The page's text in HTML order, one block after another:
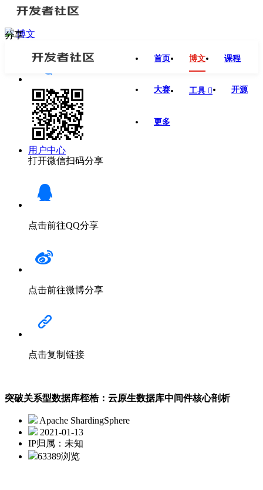
博文
首页 博文 课程
大赛 工具  开源
更多
用户中心
分享
打开微信扫码分享
点击前往QQ分享
点击前往微博分享
点击复制链接
突破关系型数据库桎梏：云原生数据库中间件核心剖析
Apache ShardingSphere
2021-01-13
IP归属：未知
63389浏览